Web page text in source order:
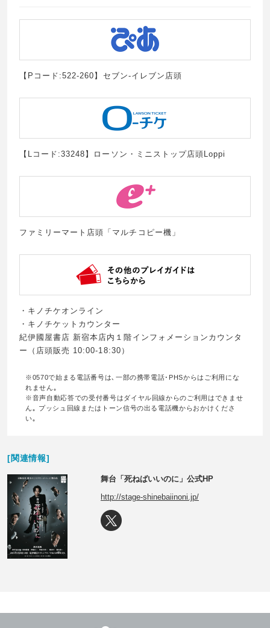
【Pコード:522-260】セブン-イレブン店頭
【Lコード:33248】ローソン・ミニストップ店頭Loppi
ファミリーマート店頭「マルチコピー機」
・キノチケオンライン
・キノチケットカウンター
紀伊國屋書店 新宿本店内１階インフォメーションカウンタ
ー（店頭販売 10:00-18:30）
※0570で始まる電話番号は､一部の携帯電話･PHSからはご利用にな
れません｡
※音声自動応答での受付番号はダイヤル回線からのご利用はできませ
ん｡ プッシュ回線またはトーン信号の出る電話機からおかけくださ
い｡
[関連情報]
舞台「死ねばいいのに」公式HP
http://stage-shinebaiinoni.jp/